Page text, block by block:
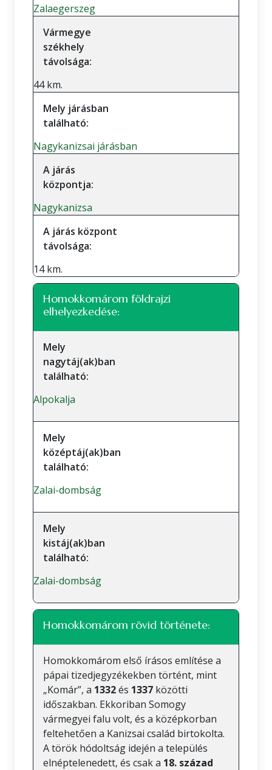
Zalaegerszeg
Vármegye
székhely
távolsága:
44 km.
Mely járásban
található:
Nagykanizsai járásban
A járás
központja:
Nagykanizsa
A járás központ
távolsága:
14 km.
Homokkomárom földrajzi
elhelyezkedése:
Mely
nagytáj(ak)ban
található:
Alpokalja
Mely
középtáj(ak)ban
található:
Zalai-dombság
Mely
kistáj(ak)ban
található:
Zalai-dombság
Homokkomárom rövid története:
Homokkomárom első írásos említése a
pápai tizedjegyzékekben történt, mint
„Komár”, a 1332és 1337 közötti
időszakban. Ekkoriban Somogy
vármegyei falu volt, és a középkorban
feltehetően a Kanizsai család birtokolta.
A török hódoltság idején a település
elnéptelenedett, és csak a 18. század